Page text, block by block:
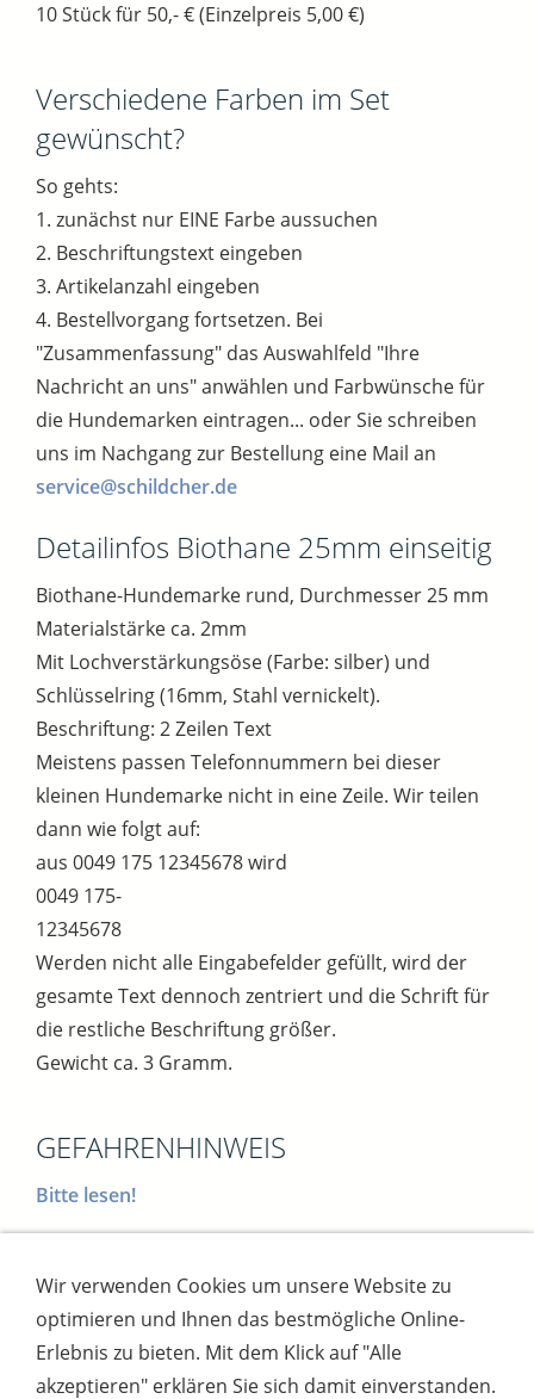
10 Stück für 50,- € (Einzelpreis 5,00 €)
Verschiedene Farben im Set
gewünscht?
So gehts:
1. zunächst nur EINE Farbe aussuchen
2. Beschriftungstext eingeben
3. Artikelanzahl eingeben
4. Bestellvorgang fortsetzen. Bei
"Zusammenfassung" das Auswahlfeld "Ihre
Nachricht an uns" anwählen und Farbwünsche für
die Hundemarken eintragen... oder Sie schreiben
uns im Nachgang zur Bestellung eine Mail an
service@schildcher.de
Detailinfos Biothane 25mm einseitig
Biothane-Hundemarke rund, Durchmesser 25 mm
Materialstärke ca. 2mm
Mit Lochverstärkungsöse (Farbe: silber) und
Schlüsselring (16mm, Stahl vernickelt).
Beschriftung: 2 Zeilen Text
Meistens passen Telefonnummern bei dieser
kleinen Hundemarke nicht in eine Zeile. Wir teilen
dann wie folgt auf:
aus 0049 175 12345678 wird
0049 175-
12345678
Werden nicht alle Eingabefelder gefüllt, wird der
gesamte Text dennoch zentriert und die Schrift für
die restliche Beschriftung größer.
Gewicht ca. 3 Gramm.
GEFAHRENHINWEIS
Bitte lesen!
Impressum AGB
Widerrufsbutton
Widerrufsrecht
Online-Streitschlichtung
Datenschutz
Versand
Bezahlsysteme
Kontakt
Disclaimer Versandtage Cookies
Wir verwenden Cookies um unsere Website zu
optimieren und Ihnen das bestmögliche Online-
Erlebnis zu bieten. Mit dem Klick auf "Alle
akzeptieren" erklären Sie sich damit einverstanden.